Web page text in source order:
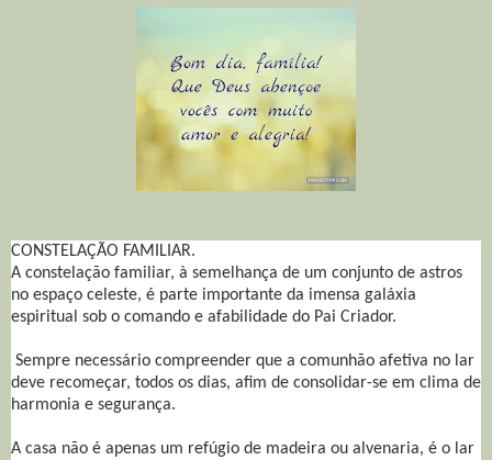
CONSTELAÇÃO FAMILIAR.
A constelação familiar, à semelhança de um conjunto de astros
no espaço celeste, é parte importante da imensa galáxia
espiritual sob o comando e afabilidade do Pai Criador.
Sempre necessário compreender que a comunhão afetiva no lar
deve recomeçar, todos os dias, afim de consolidar-se em clima de
harmonia e segurança.
A casa não é apenas um refúgio de madeira ou alvenaria, é o lar